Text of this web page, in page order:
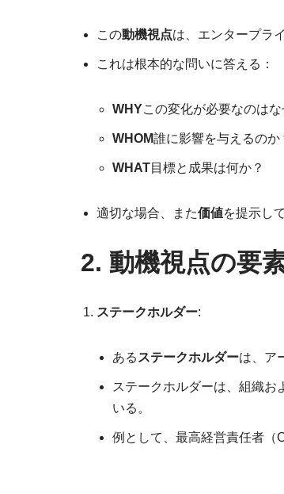
この動機視点は、エンタープラ
これは根本的な問いに答える：
WHYこの変化が必要なのはな
WHOM誰に影響を与えるのか
WHAT目標と成果は何か？
適切な場合、また価値を提示し
2. 動機視点の要素
ステークホルダー:
ある ステークホルダーは、ア
ステークホルダーは、組織お
いる。
例として、最高経営責任者（